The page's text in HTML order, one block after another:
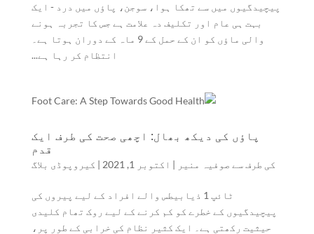
پیچیدگیوں میں سے تھکا ہوا، سوجن، پاؤں میں درد - ایک
بہت ہی عام اور تکلیف دہ علامت ہے جس کا تجربہ ہونے
والی ماؤں کو ان کے حمل کے 9 ماہ کے دوران ہوتا ہے۔
انتظام کر رہا ہے...
پاؤں کی دیکھ بھال: اچھی صحت کی طرف ایک
قدم
کی طرف سے صوفیہ منیر | اکتوبر 1, 2021 | کیروپوڈی بلاگ
ٹائپ 1 ذیابیطس والے افراد کے لیے پیروں کی
پیچیدگیوں کے خطرے کو کم کرنے کے لیے روک تھام کلیدی
حیثیت رکھتی ہے۔ ایک کثیر نظام کی خرابی کے طور پر،